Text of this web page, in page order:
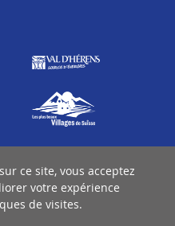
ce site, vous acceptez
votre expérience
de visites.